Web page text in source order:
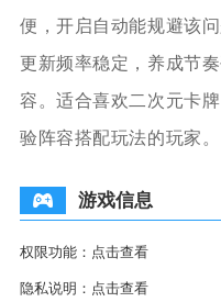
便，开启自动能规避该
更新频率稳定，养成节
容。适合喜欢二次元卡
验阵容搭配玩法的玩家。
游戏信息
权限功能： 点击查看
隐私说明： 点击查看